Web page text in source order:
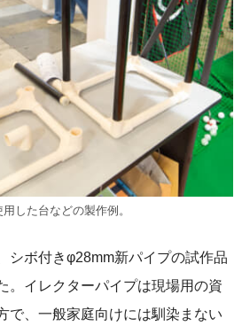
した台などの製作例。
シボ付きφ28mm新パイプの試作品
。イレクターパイプは現場用の資
で、一般家庭向けには馴染まない